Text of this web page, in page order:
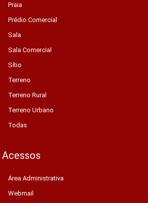
Praia
Prédio Comercial
Sala
Sala Comercial
Sítio
Terreno
Terreno Rural
Terreno Urbano
Todas
Acessos
Área Administrativa
Webmail